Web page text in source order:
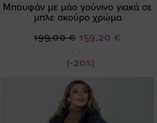
Μπουφάν με μάο γούνινο γιακά σε
μπλε σκούρο χρώμα
(-20%)
Ειδική
159,20 €
199,00 €